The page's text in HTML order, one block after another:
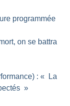
programmée
on se battra
: «
La
»